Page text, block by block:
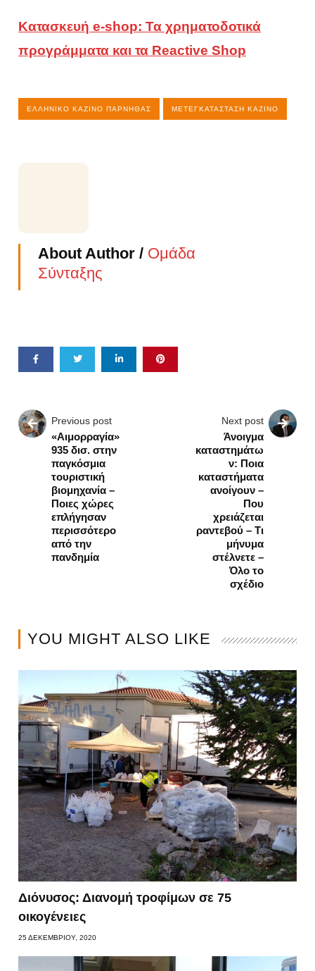
Κατασκευή e-shop: Τα χρηματοδοτικά
προγράμματα και τα Reactive Shop
ΕΛΛΗΝΙΚΌ ΚΑΖΊΝΟ ΠΆΡΝΗΘΑΣ ΜΕΤΕΓΚΑΤΆΣΤΑΣΗ ΚΑΖΊΝΟ
About Author / Ομάδα
Σύνταξης
Previous post
«Αιμορραγία»
935 δισ. στην
παγκόσμια
τουριστική
βιομηχανία –
Ποιες χώρες
επλήγησαν
περισσότερο
από την
πανδημία
Next post
Άνοιγμα
καταστημάτω
ν: Ποια
καταστήματα
ανοίγουν –
Που
χρειάζεται
ραντεβού – Τι
μήνυμα
στέλνετε –
Όλο το
σχέδιο
YOU MIGHT ALSO LIKE
Διόνυσος: Διανομή τροφίμων σε 75
οικογένειες
25 ΔΕΚΕΜΒΡΊΟΥ, 2020